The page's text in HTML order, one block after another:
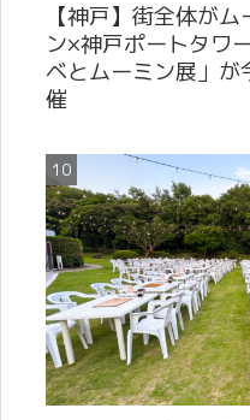
【神戸】街全体が
ン×神戸ポートタワ
ベとムーミン展」
催